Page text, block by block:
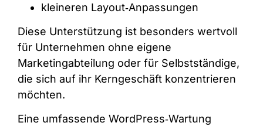
kleineren Layout‑Anpassungen
Diese Unterstützung ist besonders wertvoll
für Unternehmen ohne eigene
Marketingabteilung oder für Selbstständige,
die sich auf ihr Kerngeschäft konzentrieren
möchten.
Eine umfassende WordPress‑Wartung